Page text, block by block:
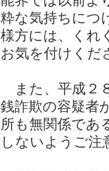
粋な気持ちにつ
様方には、くれ
お気を付けくだ
また、平成２
銭詐欺の容疑者
所も無関係であ
しないようご注